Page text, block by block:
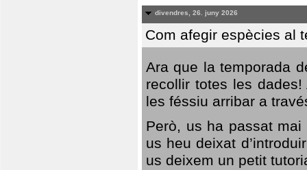
divendres, 26. juny 2026
Com afegir espècies al
Ara que la temporada
recollir totes les
les féssiu arribar a
Però, us ha passat
us heu deixat
us deixem un petit